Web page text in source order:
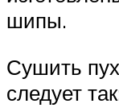
шипы.
Сушить
следует